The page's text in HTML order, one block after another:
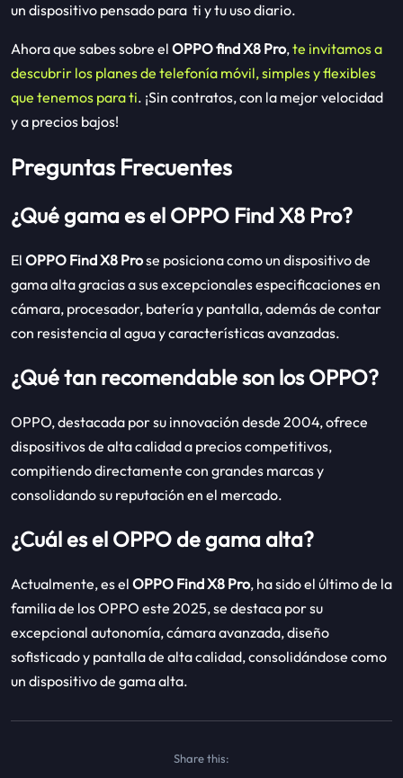
un dispositivo pensado para ti y tu uso diario.
Ahora que sabes sobre el OPPO find X8 Pro,te invitamos a
descubrir los planes de telefonía móvil, simples y flexibles
que tenemos para ti. ¡Sin contratos, con la mejor velocidad
y a precios bajos!
Preguntas Frecuentes
¿Qué gama es el OPPO Find X8 Pro?
El OPPO Find X8 Prose posiciona como un dispositivo de
gama alta gracias a sus excepcionales especificaciones en
cámara, procesador, batería y pantalla, además de contar
con resistencia al agua y características avanzadas.
¿Qué tan recomendable son los OPPO?
OPPO, destacada por su innovación desde 2004, ofrece
dispositivos de alta calidad a precios competitivos,
compitiendo directamente con grandes marcas y
consolidando su reputación en el mercado.
¿Cuál es el OPPO de gama alta?
Actualmente, es el OPPO Find X8 Pro, ha sido el último de la
familia de los OPPO este 2025, se destaca por su
excepcional autonomía, cámara avanzada, diseño
sofisticado y pantalla de alta calidad, consolidándose como
un dispositivo de gama alta.
Share this: